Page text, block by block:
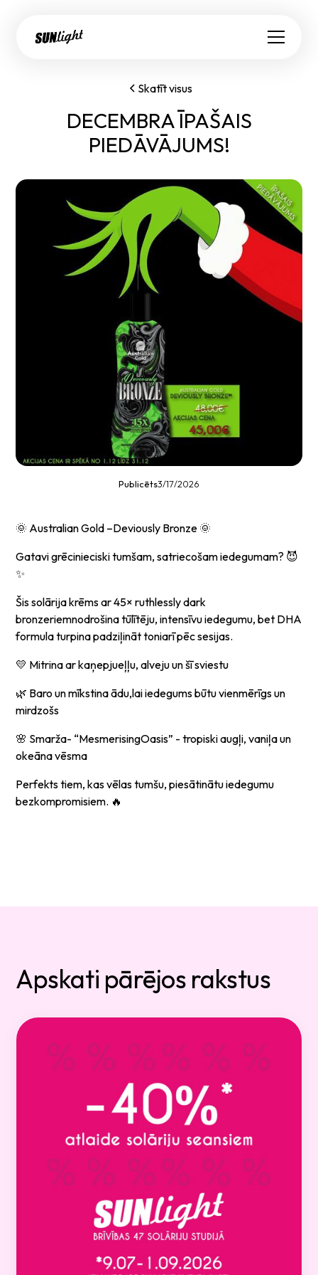
Skatīt visus
DECEMBRA ĪPAŠAIS
PIEDĀVĀJUMS!
Publicēts3/17/2026
🌞 Australian Gold –Deviously Bronze 🌞
Gatavi grēcinieciski tumšam, satriecošam iedegumam? 😈
✨
Šis solārija krēms ar 45× ruthlessly dark
bronzeriemnodrošina tūlītēju, intensīvu iedegumu, bet DHA
formula turpina padziļināt toniarī pēc sesijas.
💛 Mitrina ar kaņepjueļļu, alveju un šī sviestu
🌿 Baro un mīkstina ādu,lai iedegums būtu vienmērīgs un
mirdzošs
🌸 Smarža- “MesmerisingOasis” - tropiski augļi, vaniļa un
okeāna vēsma
Perfekts tiem, kas vēlas tumšu, piesātinātu iedegumu
bezkompromisiem. 🔥
Apskati pārējos rakstus